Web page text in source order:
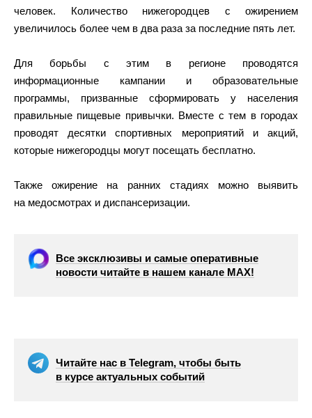
человек. Количество нижегородцев с ожирением
увеличилось более чем в два раза за последние пять лет.
Для борьбы с этим в регионе проводятся
информационные кампании и образовательные
программы, призванные сформировать у населения
правильные пищевые привычки. Вместе с тем в городах
проводят десятки спортивных мероприятий и акций,
которые нижегородцы могут посещать бесплатно.
Также ожирение на ранних стадиях можно выявить
на медосмотрах и диспансеризации.
Все эксклюзивы и самые оперативные
новости читайте в нашем канале МАХ!
Читайте нас в Telegram, чтобы быть
в курсе актуальных событий